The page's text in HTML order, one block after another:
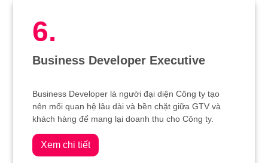
6.
Business Developer Executive
Business Developer là người đại diện Công ty tạo
nên mối quan hệ lâu dài và bền chặt giữa GTV và
khách hàng để mang lại doanh thu cho Công ty.
Xem chi tiết